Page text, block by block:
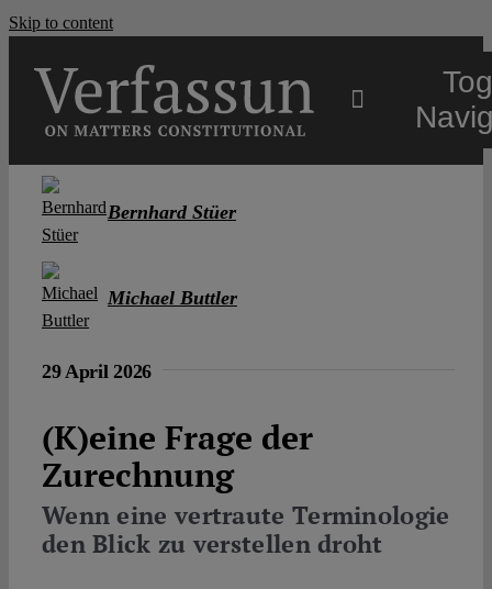
Skip to content
Spotlight
Bernhard Stüer
Michael Buttler
29 April 2026
(K)eine Frage der
Zurechnung
Wenn eine vertraute Terminologie
den Blick zu verstellen droht